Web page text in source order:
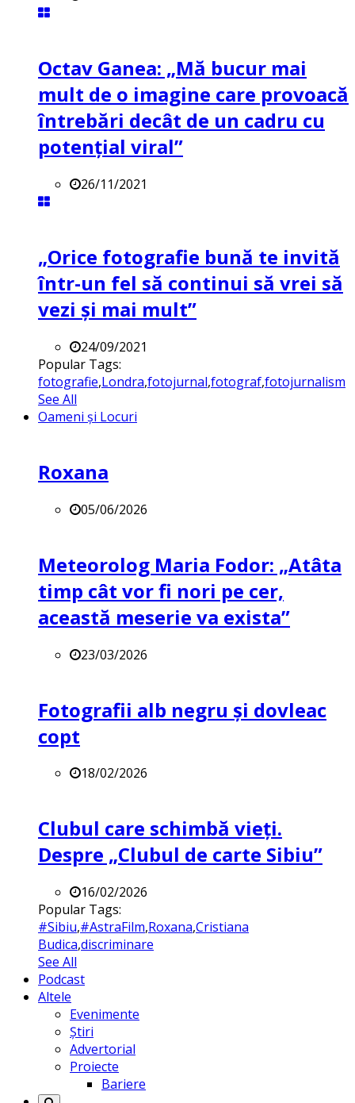
Octav Ganea: „Mă bucur mai
mult de o imagine care provoacă
întrebări decât de un cadru cu
potenţial viral”
26/11/2021
„Orice fotografie bună te invită
într-un fel să continui să vrei să
vezi și mai mult”
24/09/2021
Popular Tags:
fotografie,Londra,fotojurnal,fotograf,fotojurnalism
See All
Oameni și Locuri
Roxana
05/06/2026
Meteorolog Maria Fodor: „Atâta
timp cât vor fi nori pe cer,
această meserie va exista”
23/03/2026
Fotografii alb negru și dovleac
copt
18/02/2026
Clubul care schimbă vieți.
Despre „Clubul de carte Sibiu”
16/02/2026
Popular Tags:
#Sibiu,#AstraFilm,Roxana,Cristiana
Budica,discriminare
See All
Podcast
Altele
Evenimente
Știri
Advertorial
Proiecte
Bariere